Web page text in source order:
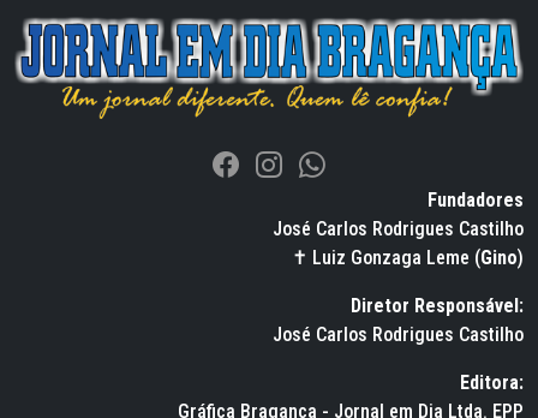
Fundadores
José Carlos Rodrigues Castilho
✝ Luiz Gonzaga Leme (Gino)
Diretor Responsável:
José Carlos Rodrigues Castilho
Editora:
Gráfica Bragança - Jornal em Dia Ltda. EPP